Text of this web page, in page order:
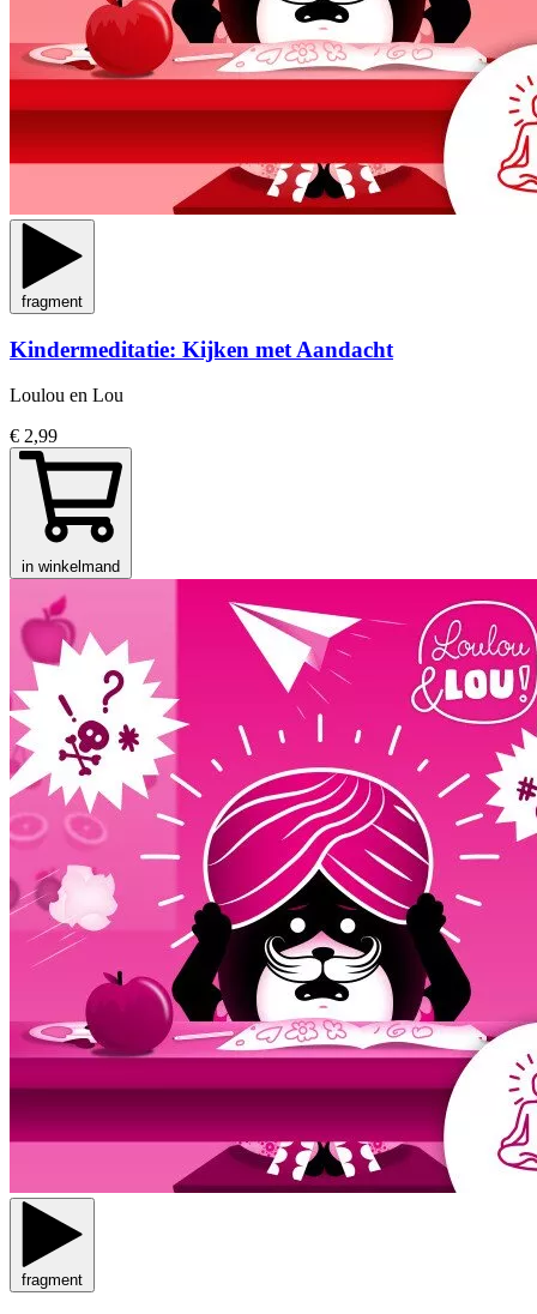
fragment
Kindermeditatie: Kijken met Aandacht
Loulou en Lou
€ 2,99
in winkelmand
fragment